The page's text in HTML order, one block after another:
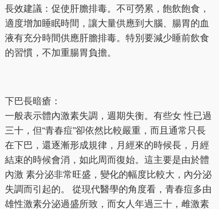
長效建議：促使肝膽排毒。不可勞累，飽飲飽食，
適度增加睡眠時間，讓大量供應到大腦、腸胃的血
液有充分時間供應肝膽排毒。特別要減少睡前飲食
的習慣，不加重腸胃負擔。
下巴長暗瘡：
一般表示體內激素失調，週期失衡。有些女 性已過
三十，但“青春痘”卻依然比較嚴重，而且通常只長
在下巴，還逐漸形成規律，月經來的時候長，月經
結束的時候會消，如此周而復始。這主要是由於體
內激 素分泌非常旺盛，變化的幅度比較大，內分泌
失調而引起的。 從現代醫學的角度看，青春痘多由
雄性激素分泌過盛所致，而女人年過三十，雌激素